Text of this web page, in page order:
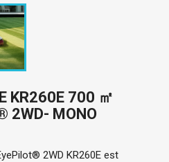
KR260E 700 ㎡
2WD- MONO
2WD KR260E est